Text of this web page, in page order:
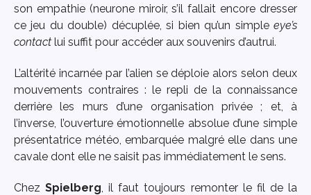
son empathie (neurone miroir, s’il fallait encore dresser
ce jeu du double) décuplée, si bien qu’un simple eye’s
contact lui suffit pour accéder aux souvenirs d’autrui.
L’altérité incarnée par l’alien se déploie alors selon deux
mouvements contraires : le repli de la connaissance
derrière les murs d’une organisation privée ; et, à
l’inverse, l’ouverture émotionnelle absolue d’une simple
présentatrice météo, embarquée malgré elle dans une
cavale dont elle ne saisit pas immédiatement le sens.
ChezSpielberg , il faut toujours remonter le fil de la